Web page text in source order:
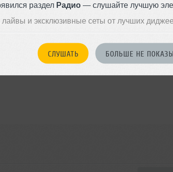
раздел Радио— слушайте лучшую
и эксклюзивные сеты от лучших
СЛУШАТЬ БОЛЬШЕ НЕ
Remix)